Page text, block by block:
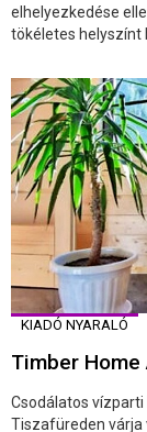
elhelyezkedése
tökéletes helyszínt
KIADÓ NYARALÓ
Timber
Csodálatos
Tiszafüreden várja